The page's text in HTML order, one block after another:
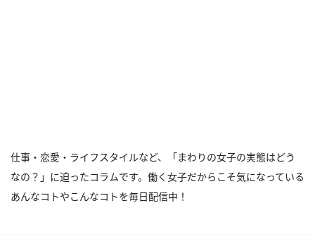
仕事・恋愛・ライフスタイルなど、「まわりの女子の実態はどう
なの？」に迫ったコラムです。働く女子だからこそ気になっている
あんなコトやこんなコトを毎日配信中！